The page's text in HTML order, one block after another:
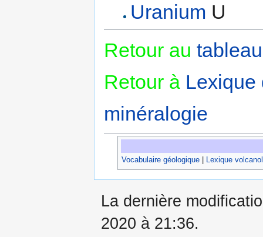
Uranium U
Retour au
Retour à Lexique
minéralogie
Vocabulaire géologique| Lexique
La dernière
2020 à 21:36.